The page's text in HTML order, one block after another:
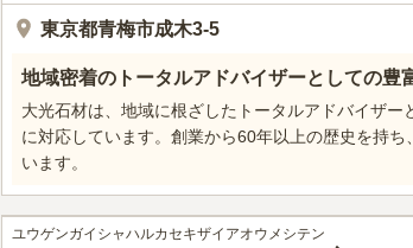
東京都青梅市成木3-5
地域密着のトータルアドバイザーとしての豊
大光石材は、地域に根ざしたトータルアドバイザ
に対応しています。創業から60年以上の歴史を持
います。
ユウゲンガイシャハルカセキザイアオウメシテン